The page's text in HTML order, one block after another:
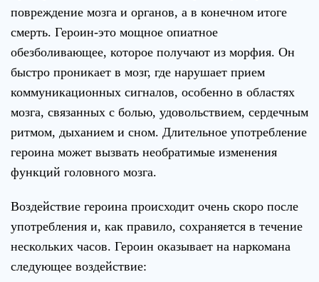
повреждение мозга и органов, а в конечном итоге
смерть. Героин-это мощное опиатное
обезболивающее, которое получают из морфия. Он
быстро проникает в мозг, где нарушает прием
коммуникационных сигналов, особенно в областях
мозга, связанных с болью, удовольствием, сердечным
ритмом, дыханием и сном. Длительное употребление
героина может вызвать необратимые изменения
функций головного мозга.
Воздействие героина происходит очень скоро после
употребления и, как правило, сохраняется в течение
нескольких часов. Героин оказывает на наркомана
следующее воздействие: